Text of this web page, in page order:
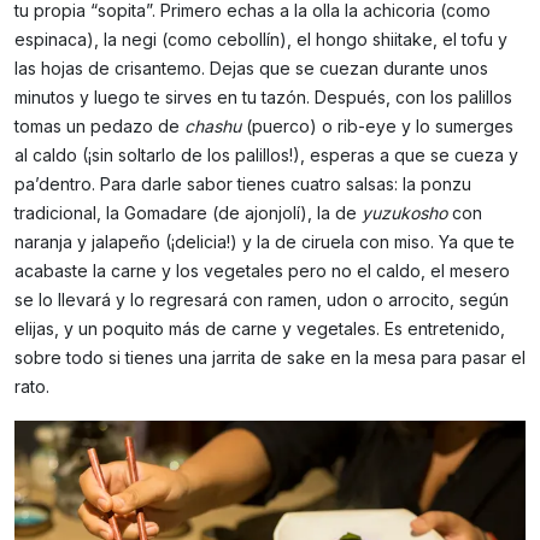
tu propia “sopita”. Primero echas a la olla la achicoria (como
espinaca), la negi (como cebollín), el hongo shiitake, el tofu y
las hojas de crisantemo. Dejas que se cuezan durante unos
minutos y luego te sirves en tu tazón. Después, con los palillos
tomas un pedazo de chashu(puerco) o rib-eye y lo sumerges
al caldo (¡sin soltarlo de los palillos!), esperas a que se cueza y
pa’dentro. Para darle sabor tienes cuatro salsas: la ponzu
tradicional, la Gomadare (de ajonjolí), la de yuzukoshocon
naranja y jalapeño (¡delicia!) y la de ciruela con miso. Ya que te
acabaste la carne y los vegetales pero no el caldo, el mesero
se lo llevará y lo regresará con ramen, udon o arrocito, según
elijas, y un poquito más de carne y vegetales. Es entretenido,
sobre todo si tienes una jarrita de sake en la mesa para pasar el
rato.